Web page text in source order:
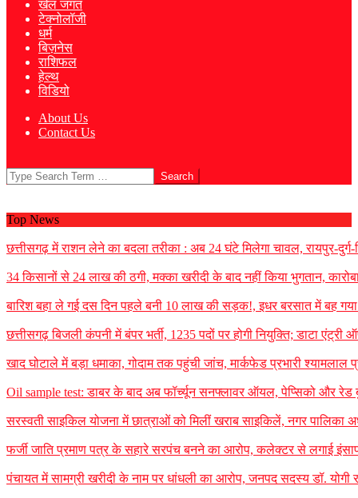
खेल जगत
टेक्नोलॉजी
धर्म
बिज़नेस
राशिफल
हेल्थ
विडियो
About Us
Contact Us
Search
Top News
छत्तीसगढ़ में राशन लेने का बदला तरीका : अब 24 घंटे मिलेगा चावल, रायपुर-
34 किसानों से 24 लाख की ठगी, मक्का खरीदी के बाद नहीं किया भुगतान,
बारिश बहा ले गई दस दिन पहले बनी 10 लाख की सड़क!, इधर बरसात में बह गया
छत्तीसगढ़ बिजली कंपनी में बंपर भर्ती, 1235 पदों पर होगी नियुक्ति; डाटा
खाद घोटाले में बड़ा धमाका, गोदाम तक पहुंची जांच, मार्कफेड प्रभारी
Oil sample test: डाबर के बाद अब फॉर्च्यून सनफ्लावर ऑयल, पेप्सिको और
सरस्वती साइकिल योजना में छात्राओं को मिलीं खराब साइकिलें, नगर पालिका
फर्जी जाति प्रमाण पत्र के सहारे सरपंच बनने का आरोप, कलेक्टर से लगाई
पंचायत में सामग्री खरीदी के नाम पर धांधली का आरोप, जनपद सदस्य डॉ. योगी